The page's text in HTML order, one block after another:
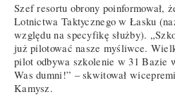
Szef resortu obrony poinformował,
Lotnictwa Taktycznego w Łasku
względu na specyfikę służby).
już pilotować nasze myśliwce.
pilot odbywa szkolenie w 31 Bazie
Was dumni!” – skwitował
Kamysz.